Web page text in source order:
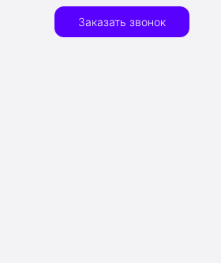
Заказать звонок